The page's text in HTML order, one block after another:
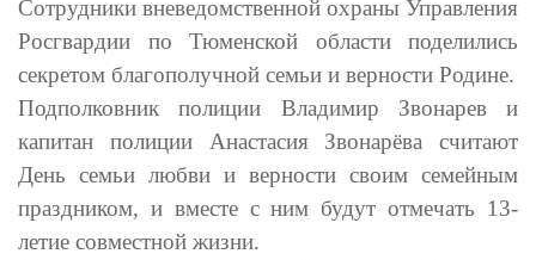
Сотрудники вневедомственной охраны Управления
Росгвардии по Тюменской области поделились
секретом благополучной семьи и верности Родине.
Подполковник полиции Владимир Звонарев и
капитан полиции Анастасия Звонарёва считают
День семьи любви и верности своим семейным
праздником, и вместе с ним будут отмечать 13-
летие совместной жизни.